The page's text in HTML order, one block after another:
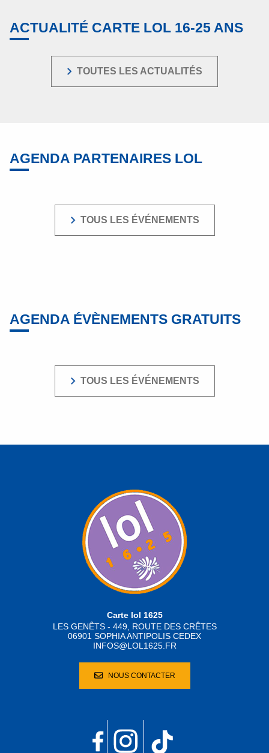
ACTUALITÉ CARTE LOL 16-25 ANS
TOUTES LES ACTUALITÉS
AGENDA PARTENAIRES LOL
TOUS LES ÉVÉNEMENTS
AGENDA ÉVÈNEMENTS GRATUITS
TOUS LES ÉVÉNEMENTS
Carte lol 1625
LES GENÊTS - 449, ROUTE DES CRÊTES
06901 SOPHIA ANTIPOLIS CEDEX
INFOS@LOL1625.FR
NOUS CONTACTER